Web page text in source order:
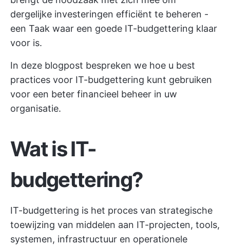
dergelijke investeringen efficiënt te beheren -
een Taak waar een goede IT-budgettering klaar
voor is.
In deze blogpost bespreken we hoe u best
practices voor IT-budgettering kunt gebruiken
voor een beter financieel beheer in uw
organisatie.
Wat is IT-
budgettering?
IT-budgettering is het proces van strategische
toewijzing van middelen aan IT-projecten, tools,
systemen, infrastructuur en operationele